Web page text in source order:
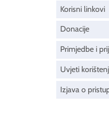
Korisni linkovi
Donacije
Primjedbe i
Uvjeti
Izjava o